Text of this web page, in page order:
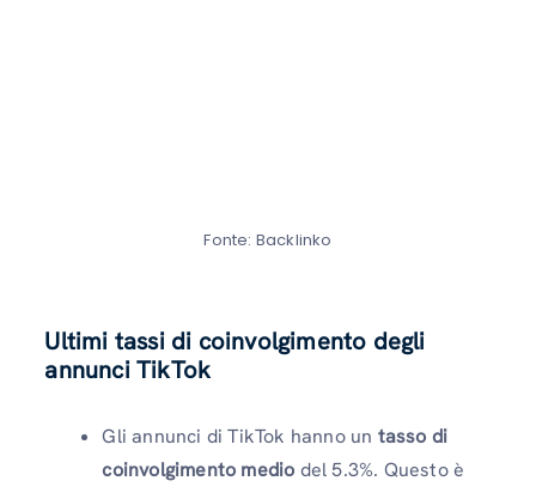
Fonte: Backlinko
Ultimi tassi di coinvolgimento degli
annunci TikTok
Gli annunci di TikTok hanno un tasso di
coinvolgimento medio del 5.3%. Questo è